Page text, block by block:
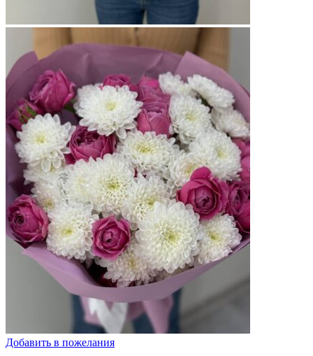
Добавить в пожелания